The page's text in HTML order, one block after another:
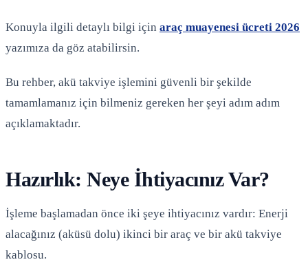
Konuyla ilgili detaylı bilgi için araç muayenesi ücreti 2026
yazımıza da göz atabilirsin.
Bu rehber, akü takviye işlemini güvenli bir şekilde
tamamlamanız için bilmeniz gereken her şeyi adım adım
açıklamaktadır.
Hazırlık: Neye İhtiyacınız Var?
İşleme başlamadan önce iki şeye ihtiyacınız vardır: Enerji
alacağınız (aküsü dolu) ikinci bir araç ve bir akü takviye
kablosu.